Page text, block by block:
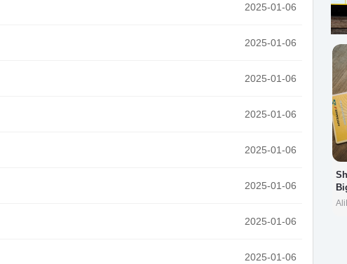
2025-01-06
2025-01-06
2025-01-06
2025-01-06
2025-01-06
2025-01-06
2025-01-06
2025-01-06